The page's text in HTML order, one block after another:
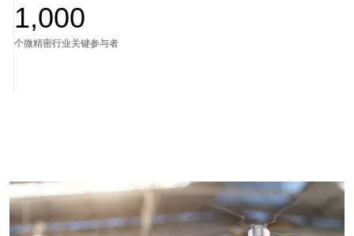
1,000
个微精密行业关键参与者